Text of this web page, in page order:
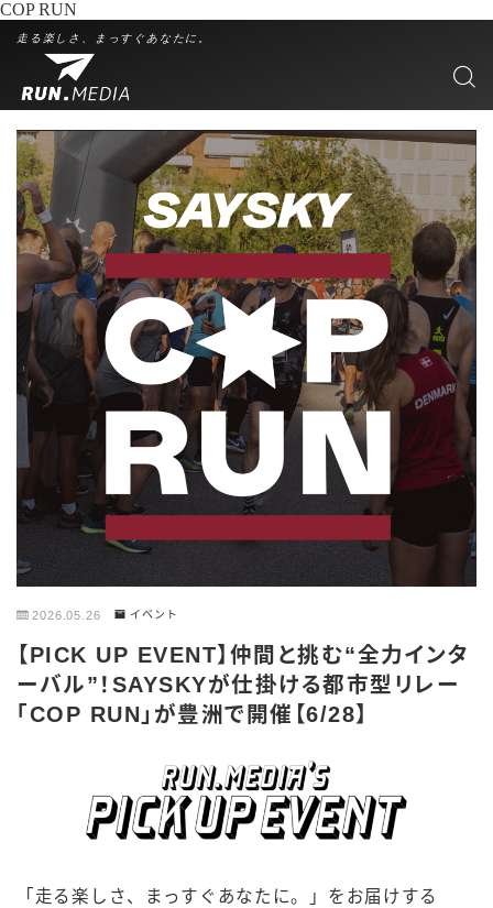
COP RUN
走る楽しさ、まっすぐあなたに。
2026.05.26 イベント
【PICK UP EVENT】仲間と挑む“全力インタ
ーバル”！SAYSKYが仕掛ける都市型リレー
「COP RUN」が豊洲で開催【6/28】
「走る楽しさ、まっすぐあなたに。」をお届けする